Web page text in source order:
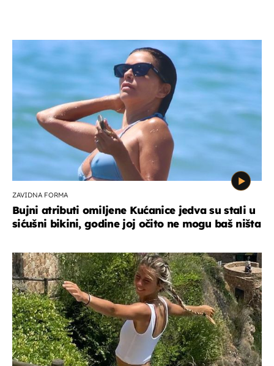
ZAVIDNA FORMA
Bujni atributi omiljene Kućanice jedva su stali u
sićušni bikini, godine joj očito ne mogu baš ništa